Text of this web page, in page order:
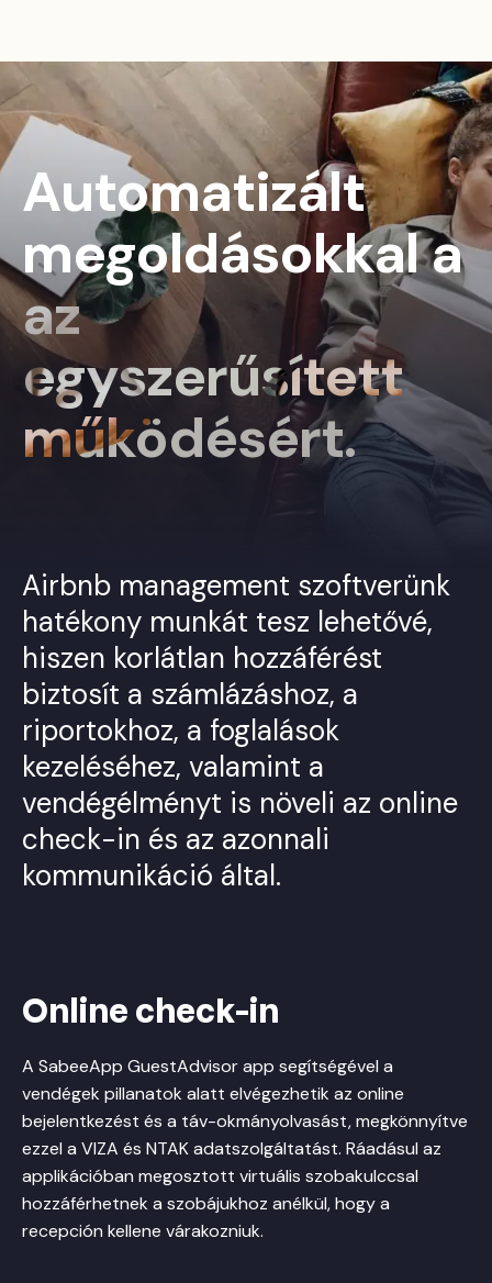
Automatizált
megoldásokkal a
az
egyszerűsített
működésért.
Airbnb management szoftverünk
hatékony munkát tesz lehetővé,
hiszen korlátlan hozzáférést
biztosít a számlázáshoz, a
riportokhoz, a foglalások
kezeléséhez, valamint a
vendégélményt is növeli az online
check-in és az azonnali
kommunikáció által.
Online check-in
A SabeeApp GuestAdvisor app segítségével a
vendégek pillanatok alatt elvégezhetik az online
bejelentkezést és a táv-okmányolvasást, megkönnyítve
ezzel a VIZA és NTAK adatszolgáltatást. Ráadásul az
applikációban megosztott virtuális szobakulccsal
hozzáférhetnek a szobájukhoz anélkül, hogy a
recepción kellene várakozniuk.